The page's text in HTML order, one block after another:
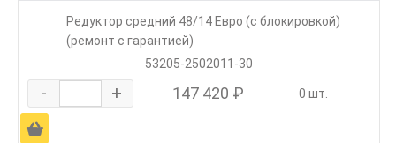
Редуктор средний 48/14 Евро (с блокировкой)
(ремонт с гарантией)
53205-2502011-30
- + 147 420 ₽ 0 шт.
Ä